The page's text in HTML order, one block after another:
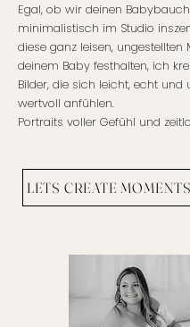
Egal, ob wir deinen
minimalistisch im Studio
diese ganz leisen, ungestellten
deinem Baby festhalten, ich
Bilder, die sich leicht, echt und
wertvoll anfühlen.
Portraits voller Gefühl und
LETS CREATE MOMENTS